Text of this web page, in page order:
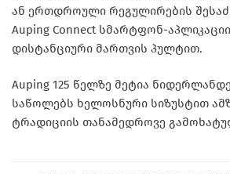
ან ერთდროული რეგულირების
Auping Connect სმარტფონ-
დისტანციური მართვის პულტით.
Auping 125 წელზე მეტია
საწოლებს ხელოსნური სიზუსტით
ტრადიციის თანამედროვე